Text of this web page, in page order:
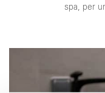
spa, per